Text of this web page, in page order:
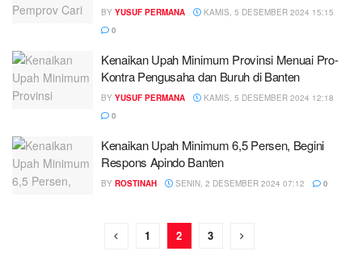
BY YUSUF PERMANA
KAMIS, 5 DESEMBER 2024 15:15
0
Kenaikan Upah Minimum Provinsi Menuai Pro-
Kontra Pengusaha dan Buruh di Banten
BY YUSUF PERMANA
KAMIS, 5 DESEMBER 2024 12:18
0
Kenaikan Upah Minimum 6,5 Persen, Begini
Respons Apindo Banten
BY ROSTINAH SENIN, 2 DESEMBER 2024 07:12 0
1 2 3